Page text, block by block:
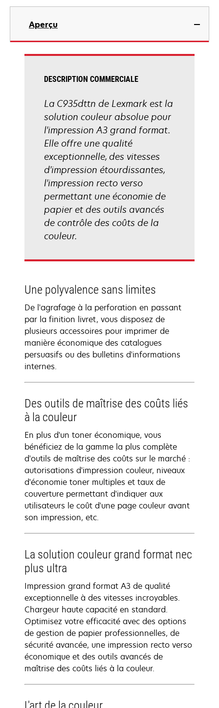
s’ouvre
nouvel
onglet
Aperçu
DESCRIPTION COMMERCIALE
La C935dttn de Lexmark est la
solution couleur absolue pour
l'impression A3 grand format.
Elle offre une qualité
exceptionnelle, des vitesses
d'impression étourdissantes,
l'impression recto verso
permettant une économie de
papier et des outils avancés
de contrôle des coûts de la
couleur.
Une polyvalence sans limites
De l'agrafage à la perforation en passant
par la finition livret, vous disposez de
plusieurs accessoires pour imprimer de
manière économique des catalogues
persuasifs ou des bulletins d'informations
internes.
Des outils de maîtrise des coûts liés
à la couleur
En plus d'un toner économique, vous
bénéficiez de la gamme la plus complète
d'outils de maîtrise des coûts sur le marché :
autorisations d'impression couleur, niveaux
d'économie toner multiples et taux de
couverture permettant d'indiquer aux
utilisateurs le coût d'une page couleur avant
son impression, etc.
La solution couleur grand format nec
plus ultra
Impression grand format A3 de qualité
exceptionnelle à des vitesses incroyables.
Chargeur haute capacité en standard.
Optimisez votre efficacité avec des options
de gestion de papier professionnelles, de
sécurité avancée, une impression recto verso
économique et des outils avancés de
maîtrise des coûts liés à la couleur.